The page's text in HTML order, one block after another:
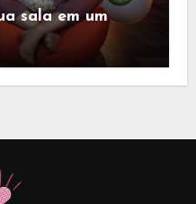
sala em um